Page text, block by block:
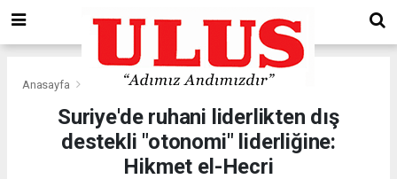
Anasayfa Gündem
Suriye'de ruhani liderlikten dış
destekli "otonomi" liderliğine:
Hikmet el-Hecri